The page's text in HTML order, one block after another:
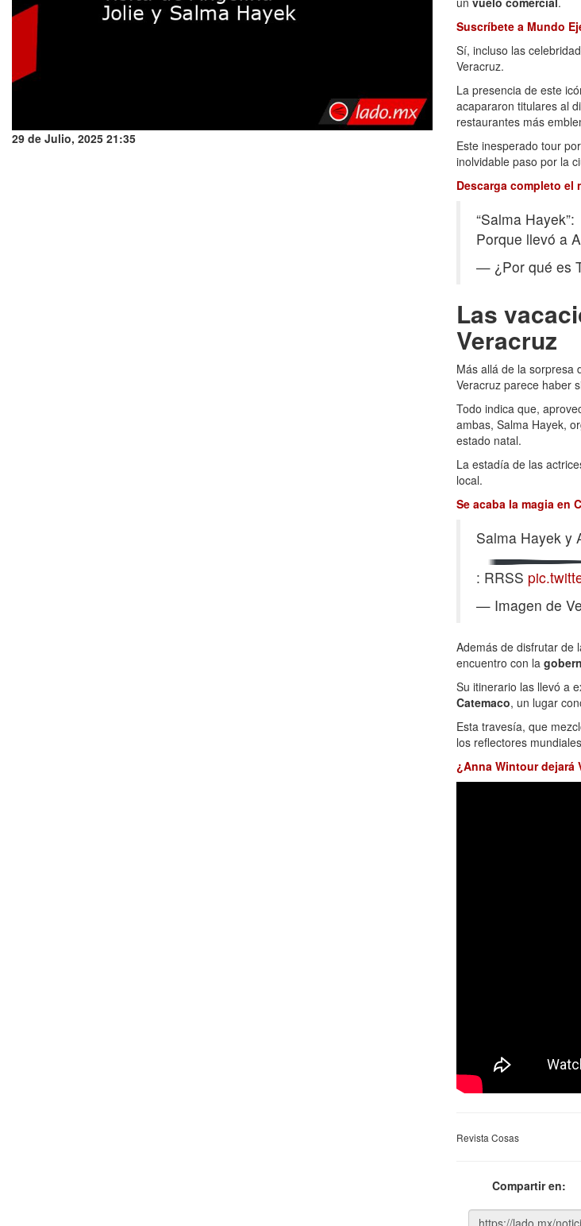
29 de Julio, 2025 21:35
Suscríbete a Mundo
Sí, incluso las
Veracruz.
La presencia de este
acapararon titulares al
restaurantes más
Este inesperado tour
inolvidable paso por la
Descarga completo el
“Salma Hayek”:
Porque llevó a
— ¿Por qué es
Las
Veracruz
Más allá de la sorpresa
Veracruz parece haber
Todo indica que,
ambas, Salma Hayek,
estado natal.
La estadía de las
local.
Se acaba la magia en
Salma Hayek y
: RRSS
— Imagen de
Además de disfrutar de
encuentro con la
Su itinerario las llevó a
Catemaco, un lugar
Esta travesía, que
los reflectores
¿Anna Wintour dejará
Revista Cosas
Compartir en: